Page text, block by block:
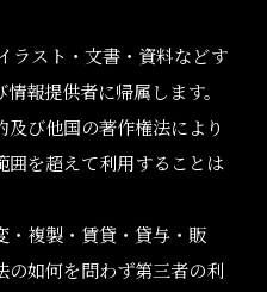
ラスト・文書・資料などす
報提供者に帰属します。
び他国の著作権法により
囲を超えて利用することは
・複製・賃貸・貸与・販
の如何を問わず第三者の利